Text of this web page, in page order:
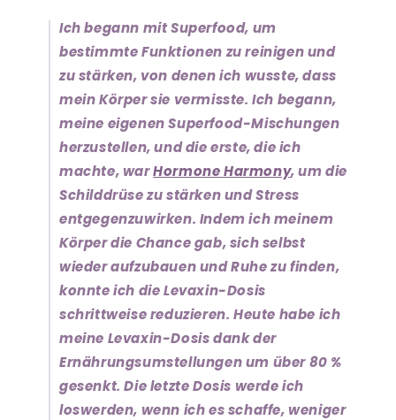
Ich begann mit Superfood, um
bestimmte Funktionen zu reinigen und
zu stärken, von denen ich wusste, dass
mein Körper sie vermisste. Ich begann,
meine eigenen Superfood-Mischungen
herzustellen, und die erste, die ich
machte, warHormone Harmony, um die
Schilddrüse zu stärken und Stress
entgegenzuwirken. Indem ich meinem
Körper die Chance gab, sich selbst
wieder aufzubauen und Ruhe zu finden,
konnte ich die Levaxin-Dosis
schrittweise reduzieren. Heute habe ich
meine Levaxin-Dosis dank der
Ernährungsumstellungen um über 80 %
gesenkt. Die letzte Dosis werde ich
loswerden, wenn ich es schaffe, weniger